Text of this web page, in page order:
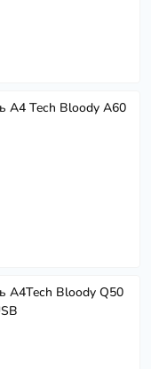
A4 Tech Bloody A60
A4Tech Bloody Q50